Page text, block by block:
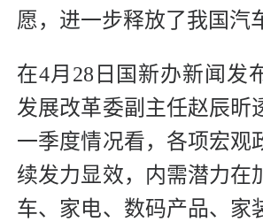
愿，进一步释放了我国汽
在4月28日国新办新闻发
发展改革委副主任赵辰昕
一季度情况看，各项宏观
续发力显效，内需潜力在
车、家电、数码产品、家